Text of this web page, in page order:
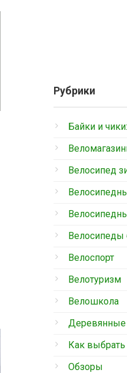
Рубрики
Байки и
Велосипед
Велосипеды
Велоспорт
Велотуризм
Велошкола
Как
Обзоры